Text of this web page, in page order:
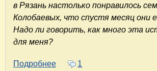
в Рязань настолько понравилось
Колобаевых, что спустя месяц они
Надо ли говорить, как много эта
для меня?
Подробнее о Поездка в Рязань на
1